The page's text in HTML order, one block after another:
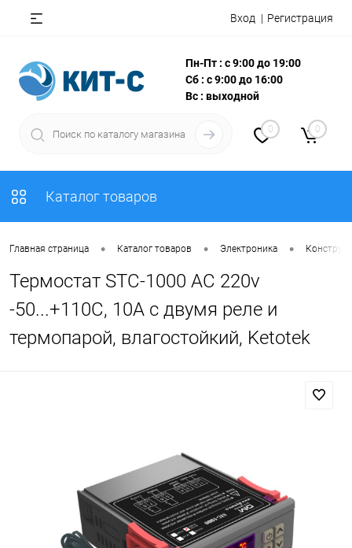
Вход Регистрация
Пн-Пт : с 9:00 до 19:00
Сб : с 9:00 до 16:00
Вс : выходной
0 0
Каталог товаров
Главная страница • Каталог товаров • Электроника •
Термостат STC-1000 AC 220v
-50...+110С, 10A с двумя реле и
термопарой, влагостойкий, Ketotek